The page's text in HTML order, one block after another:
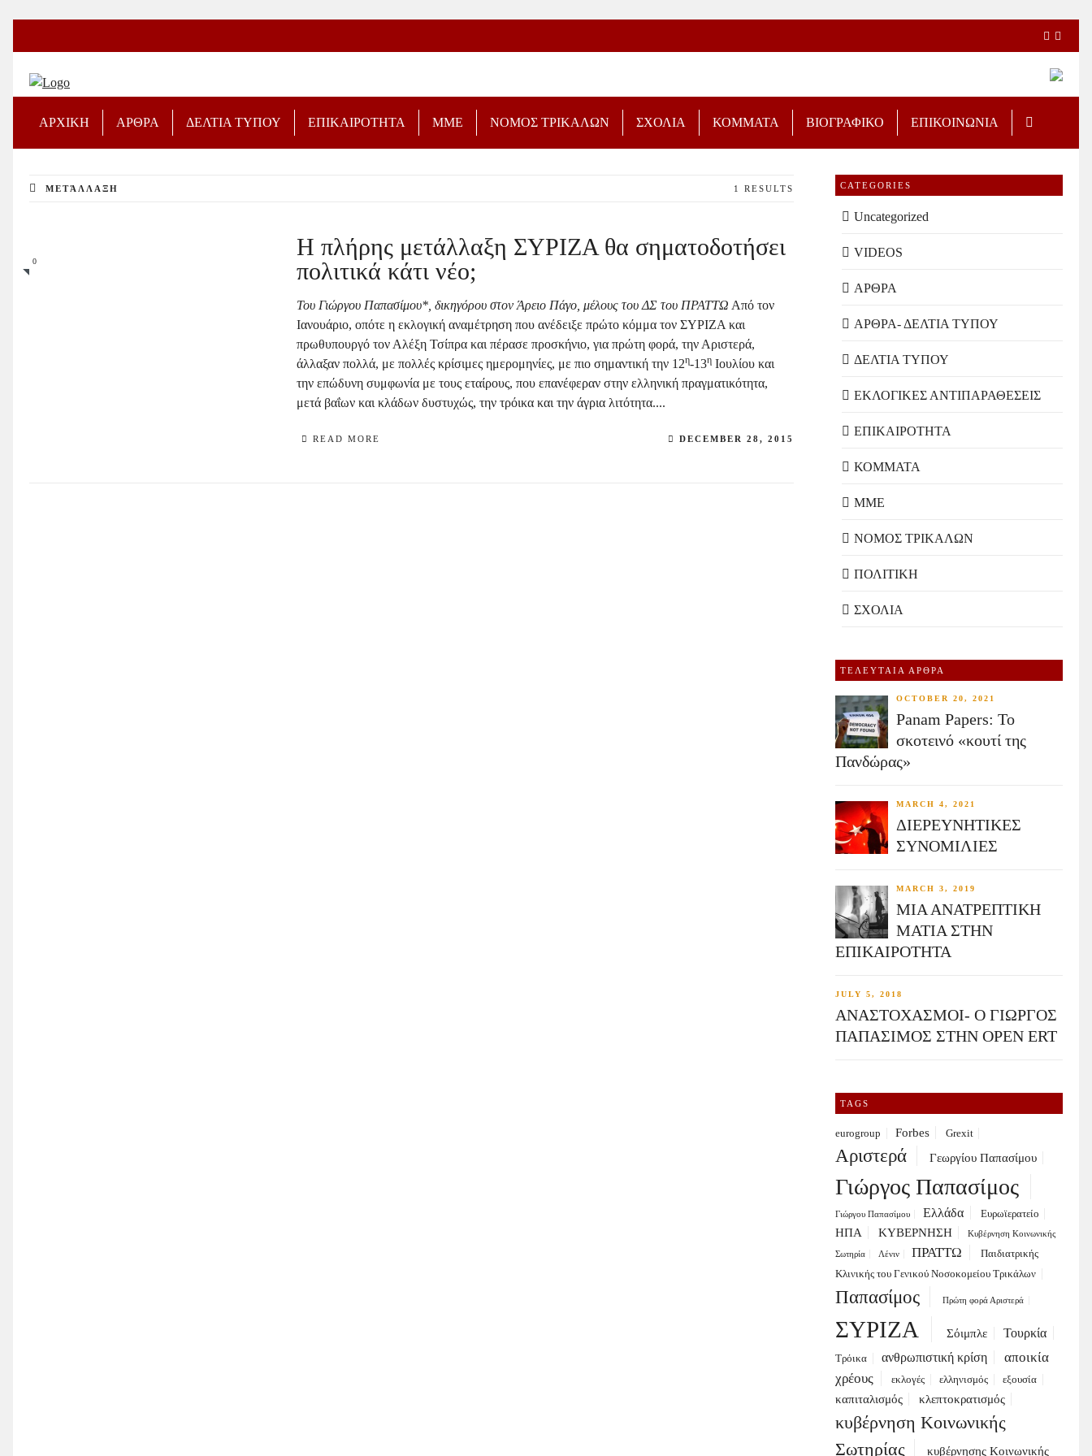
ΑΡΧΙΚΗ ΑΡΘΡΑ ΔΕΛΤΙΑ ΤΥΠΟΥ ΕΠΙΚΑΙΡΟΤΗΤΑ ΜΜΕ ΝΟΜΟΣ ΤΡΙΚΑΛΩΝ ΣΧΟΛΙΑ ΚΟΜΜΑΤΑ ΒΙΟΓΡΑΦΙΚΟ ΕΠΙΚΟΙΝΩΝΙΑ
ΜΕΤΆΛΛΑΞΗ 1 RESULTS
0
Η πλήρης μετάλλαξη ΣΥΡΙΖΑ θα σηματοδοτήσει
πολιτικά κάτι νέο;
Του Γιώργου Παπασίμου*, δικηγόρου στον Άρειο Πάγο, μέλους του ΔΣ του ΠΡΑΤΤΩ Από τον
Ιανουάριο, οπότε η εκλογική αναμέτρηση που ανέδειξε πρώτο κόμμα τον ΣΥΡΙΖΑ και
πρωθυπουργό τον Αλέξη Τσίπρα και πέρασε προσκήνιο, για πρώτη φορά, την Αριστερά,
άλλαξαν πολλά, με πολλές κρίσιμες ημερομηνίες, με πιο σημαντική την 12η-13η Ιουλίου και
την επώδυνη συμφωνία με τους εταίρους, που επανέφεραν στην ελληνική πραγματικότητα,
μετά βαΐων και κλάδων δυστυχώς, την τρόικα και την άγρια λιτότητα....
READ MORE DECEMBER 28, 2015
CATEGORIES
Uncategorized
VIDEOS
ΑΡΘΡΑ
ΑΡΘΡΑ- ΔΕΛΤΙΑ ΤΥΠΟΥ
ΔΕΛΤΙΑ ΤΥΠΟΥ
ΕΚΛΟΓΙΚΕΣ ΑΝΤΙΠΑΡΑΘΕΣΕΙΣ
ΕΠΙΚΑΙΡΟΤΗΤΑ
ΚΟΜΜΑΤΑ
ΜΜΕ
ΝΟΜΟΣ ΤΡΙΚΑΛΩΝ
ΠΟΛΙΤΙΚΗ
ΣΧΟΛΙΑ
ΤΕΛΕΥΤΑΙΑ ΑΡΘΡΑ
OCTOBER 20, 2021
Panam Papers: Το
σκοτεινό «κουτί της
Πανδώρας»
MARCH 4, 2021
ΔΙΕΡΕΥΝΗΤΙΚΕΣ
ΣΥΝΟΜΙΛΙΕΣ
MARCH 3, 2019
ΜΙΑ ΑΝΑΤΡΕΠΤΙΚΗ
ΜΑΤΙΑ ΣΤΗΝ
ΕΠΙΚΑΙΡΟΤΗΤΑ
JULY 5, 2018
ΑΝΑΣΤΟΧΑΣΜΟΙ- Ο ΓΙΩΡΓΟΣ
ΠΑΠΑΣΙΜΟΣ ΣΤΗΝ OPEN ERT
TAGS
eurogroup Forbes Grexit
Αριστερά Γεωργίου Παπασίμου
Γιώργος Παπασίμος
Γιώργου Παπασίμου Ελλάδα Ευρωϊερατείο
ΗΠΑ ΚΥΒΕΡΝΗΣΗ Κυβέρνηση Κοινωνικής
Σωτηρία Λένιν ΠΡΑΤΤΩ
Παιδιατρικής
Κλινικής του Γενικού Νοσοκομείου Τρικάλων
Παπασίμος Πρώτη φορά Αριστερά
ΣΥΡΙΖΑ Σόιμπλε Τουρκία
Τρόικα ανθρωπιστική κρίση
αποικία
χρέους
εκλογές ελληνισμός εξουσία
καπιταλισμός κλεπτοκρατισμός
κυβέρνηση Κοινωνικής
Σωτηρίας
κυβέρνησης Κοινωνικής